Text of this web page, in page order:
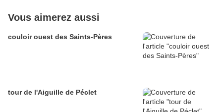
Vous aimerez aussi
couloir ouest des Saints-Pères
tour de l'Aiguille de Péclet